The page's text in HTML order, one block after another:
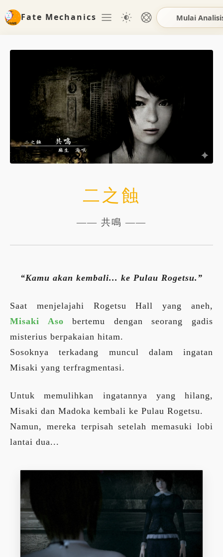
Fate Mechanics Mulai
二之蝕
—— 共鳴 ——
“Kamu akan kembali... ke Pulau Rogetsu.”
Saat menjelajahi Rogetsu Hall yang aneh,
Misaki Aso bertemu dengan seorang gadis
misterius berpakaian hitam.
Sosoknya terkadang muncul dalam ingatan
Misaki yang terfragmentasi.
Untuk memulihkan ingatannya yang hilang,
Misaki dan Madoka kembali ke Pulau Rogetsu.
Namun, mereka terpisah setelah memasuki lobi
lantai dua...